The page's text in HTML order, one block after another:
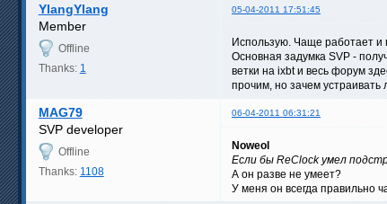
YlangYlang 05-04-2011 17:51:45
Member
Offline
Thanks: 1
Использую. Чаще работает и
Основная задумка SVP -
ветки на ixbt и весь форум
прочим, но зачем устраивать
MAG79 06-04-2011 06:31:21
SVP developer
Offline
Thanks: 1108
Noweol
Если бы ReClock умел
А он разве не умеет?
У меня он всегда правильно